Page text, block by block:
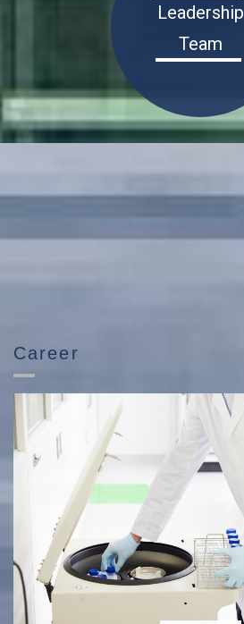
Leadership
Team
Career